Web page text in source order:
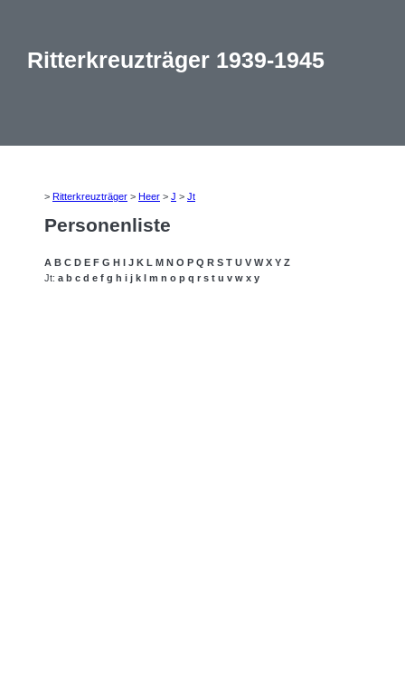
Ritterkreuzträger 1939-1945
> Ritterkreuzträger > Heer > J > Jt
Personenliste
A B C D E F G H I J K L M N O P Q R S T U V W X Y Z
Jt: a b c d e f g h i j k l m n o p q r s t u v w x y